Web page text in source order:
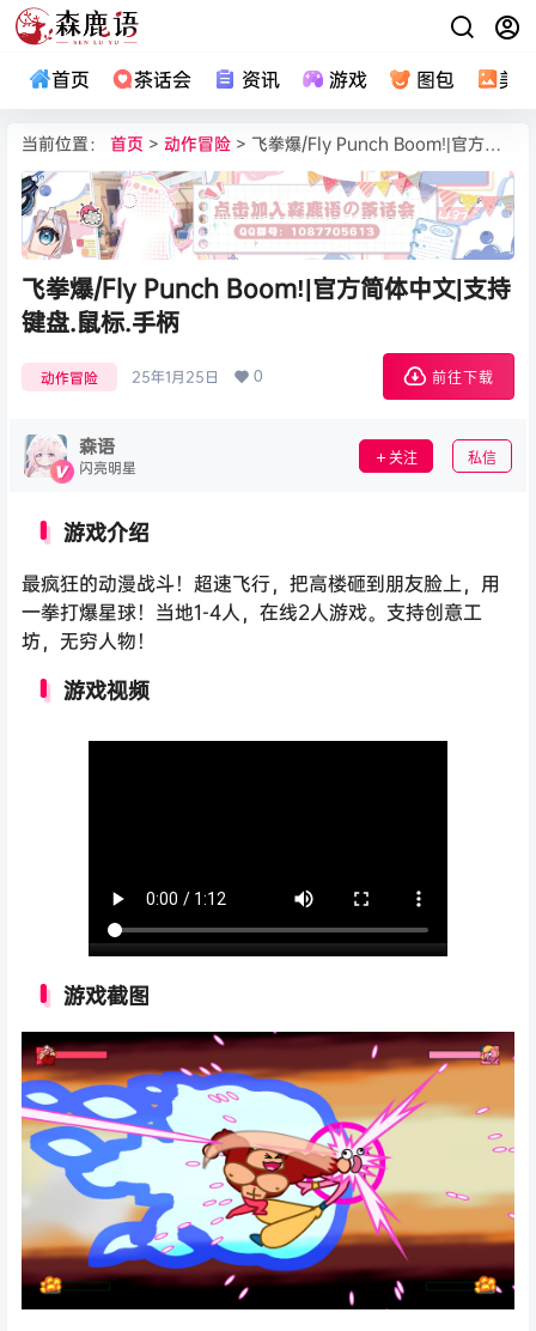
首页 茶话会 资讯 游戏 图包 美
当前位置： 首页 > 动作冒险 > 飞拳爆/Fly Punch Boom!|官方简体中文|支持键盘.鼠标.手柄
飞拳爆/Fly Punch Boom!|官方简体中文|支持
键盘.鼠标.手柄
动作冒险 25年1月25日 0 前往下载
森语
闪亮明星 关注 私信
游戏介绍
最疯狂的动漫战斗！超速飞行，把高楼砸到朋友脸上，用
一拳打爆星球！当地1-4人，在线2人游戏。支持创意工
坊，无穷人物！
游戏视频
游戏截图